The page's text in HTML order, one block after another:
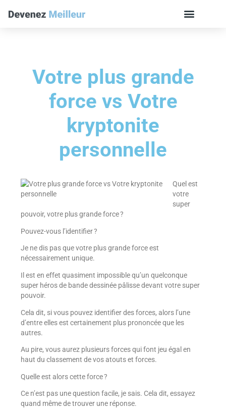
Votre plus grande
force vs Votre
kryptonite
personnelle
Quel est
votre
super
pouvoir, votre plus grande force ?
Pouvez-vous l’identifier ?
Je ne dis pas que votre plus grande force est
nécessairement unique.
Il est en effet quasiment impossible qu’un quelconque
super héros de bande dessinée pâlisse devant votre super
pouvoir.
Cela dit, si vous pouvez identifier des forces, alors l’une
d’entre elles est certainement plus prononcée que les
autres.
Au pire, vous aurez plusieurs forces qui font jeu égal en
haut du classement de vos atouts et forces.
Quelle est alors cette force ?
Ce n’est pas une question facile, je sais. Cela dit, essayez
quand même de trouver une réponse.